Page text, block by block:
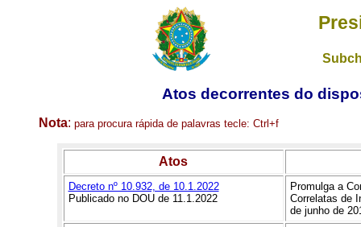
Atos decorrentes do
Nota: para procura rápida de palavras tecle: Ctrl+f
Atos
Decreto nº 10.932, de 10.1.2022
Publicado no DOU de 11.1.2022
Promulga a
Correlatas de
de junho de